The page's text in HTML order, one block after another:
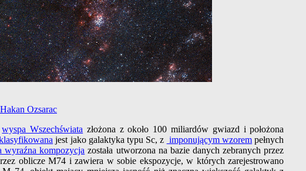
Ozsarac
wyspa Wszechświata złożona z około 100 miliardów gwiazd i położona
jest jako galaktyka typu Sc, z imponującym wzorem pełnych
wyraźna kompozycja została utworzona na bazie danych zebranych przez
oblicze M74 i zawiera w sobie ekspozycje, w których zarejestrowano